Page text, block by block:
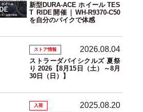
新型DURA-ACE ホイール TES
T RIDE開催｜WH-R9370-C50
を自分のバイクで体感
ストア情報 2026.08.04
ストラーダバイシクルズ 夏祭
り 2026【8月15日（土）～8月
30日（日）】
入荷 2025.08.20